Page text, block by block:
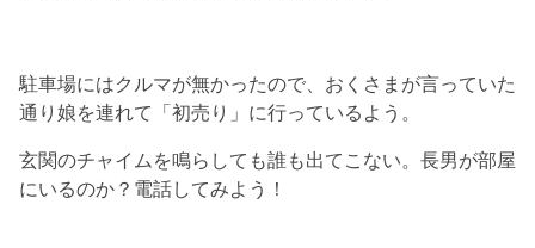
駐車場にはクルマが無かったので、おくさまが言っていた
通り娘を連れて「初売り」に行っているよう。
玄関のチャイムを鳴らしても誰も出てこない。長男が部屋
にいるのか？電話してみよう！